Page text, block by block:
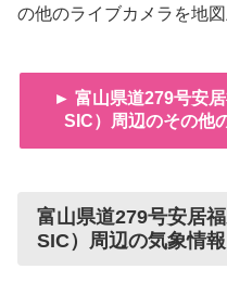
の他のライブカメラを地図
► 富山県道279号安
SIC）周辺のその他
富山県道279号安居
SIC）周辺の気象情報